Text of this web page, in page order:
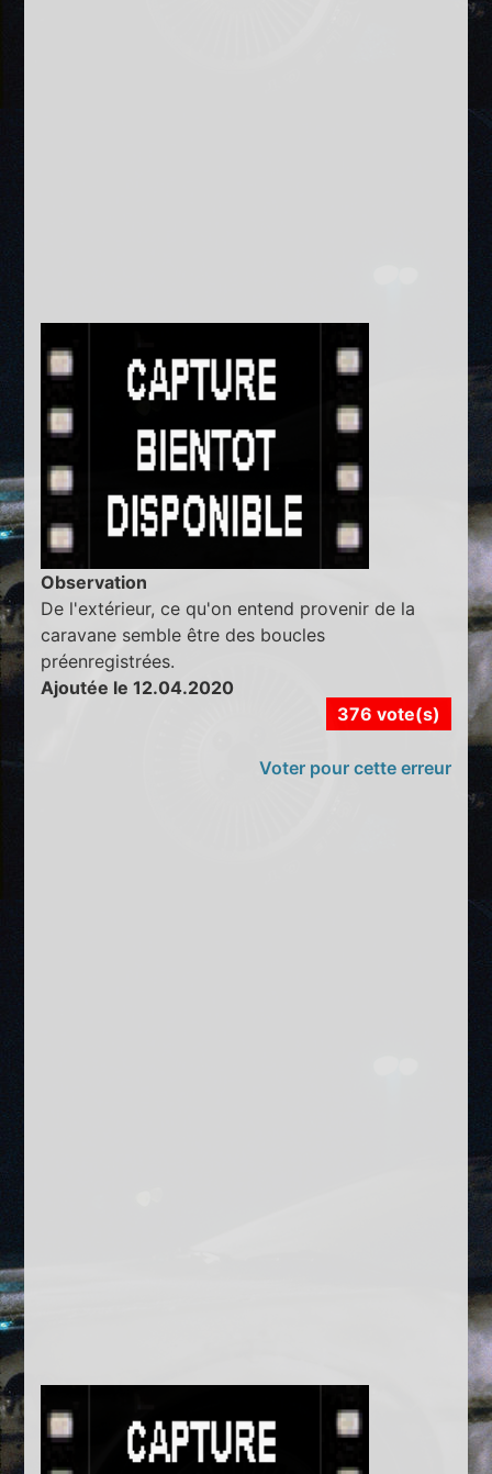
Observation
De l'extérieur, ce qu'on entend provenir de la
caravane semble être des boucles
préenregistrées.
Ajoutée le 12.04.2020
376 vote(s)
Voter pour cette erreur